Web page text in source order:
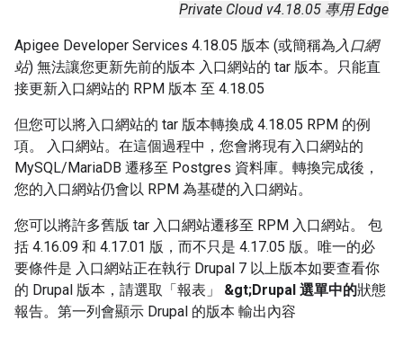
Private Cloud v4.18.05 專用 Edge
Apigee Developer Services 4.18.05 版本 (或簡稱為入口網
站) 無法讓您更新先前的版本 入口網站的 tar 版本。只能直
接更新入口網站的 RPM 版本 至 4.18.05
但您可以將入口網站的 tar 版本轉換成 4.18.05 RPM 的例
項。 入口網站。在這個過程中，您會將現有入口網站的
MySQL/MariaDB 遷移至 Postgres 資料庫。轉換完成後，
您的入口網站仍會以 RPM 為基礎的入口網站。
您可以將許多舊版 tar 入口網站遷移至 RPM 入口網站。 包
括 4.16.09 和 4.17.01 版，而不只是 4.17.05 版。唯一的必
要條件是 入口網站正在執行 Drupal 7 以上版本如要查看你
的 Drupal 版本，請選取「報表」
&gt;Drupal 選單中的狀態
報告。第一列會顯示 Drupal 的版本 輸出內容